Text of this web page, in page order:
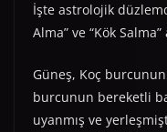
İşte astrolojik
Alma” ve “Kök Salma”
Güneş, Koç burcunun
burcunun bereketli
uyanmış ve